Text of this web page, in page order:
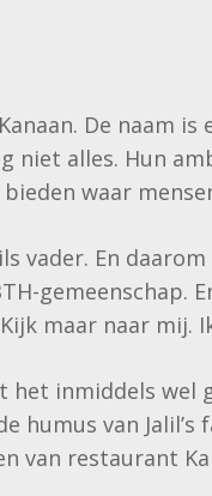
De naam
niet alles. Hun
waar
vader. En
gemeenschap.
maar naar mij.
het inmiddels wel
humus van
van restaurant